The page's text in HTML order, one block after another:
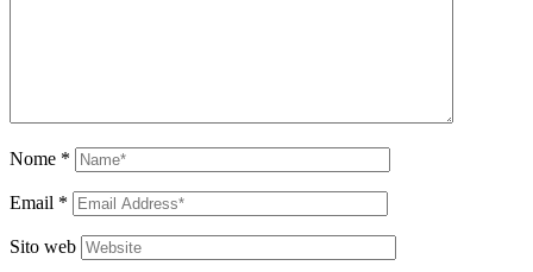
Nome *
Email *
Sito web